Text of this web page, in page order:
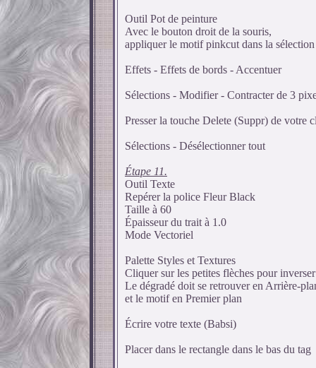
Outil Pot de peinture
Avec le bouton droit de la souris,
appliquer le motif pinkcut dans la sélection
Effets - Effets de bords - Accentuer
Sélections - Modifier - Contracter de 3
Presser la touche Delete (Suppr) de votre
Sélections - Désélectionner tout
Étape 11.
Outil Texte
Repérer la police Fleur Black
Taille à 60
Épaisseur du trait à 1.0
Mode Vectoriel
Palette Styles et Textures
Cliquer sur les petites flèches pour
Le dégradé doit se retrouver en Arrière-
et le motif en Premier plan
Écrire votre texte (Babsi)
Placer dans le rectangle dans le bas du tag